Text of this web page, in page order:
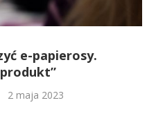
e-papierosy.
2 maja 2023